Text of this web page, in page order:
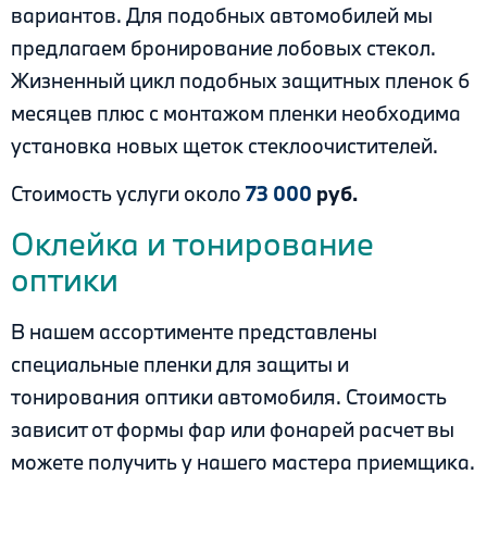
вариантов. Для подобных автомобилей мы
предлагаем бронирование лобовых стекол.
Жизненный цикл подобных защитных пленок 6
месяцев плюс с монтажом пленки необходима
установка новых щеток стеклоочистителей.
Стоимость услуги около 73 000 руб.
Оклейка и тонирование
оптики
В нашем ассортименте представлены
специальные пленки для защиты и
тонирования оптики автомобиля. Стоимость
зависит от формы фар или фонарей расчет вы
можете получить у нашего мастера приемщика.